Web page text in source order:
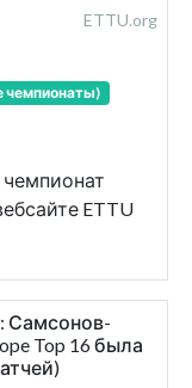
ETTU.org
чемпионаты)
ETTU
Самсонов-
Top 16 была